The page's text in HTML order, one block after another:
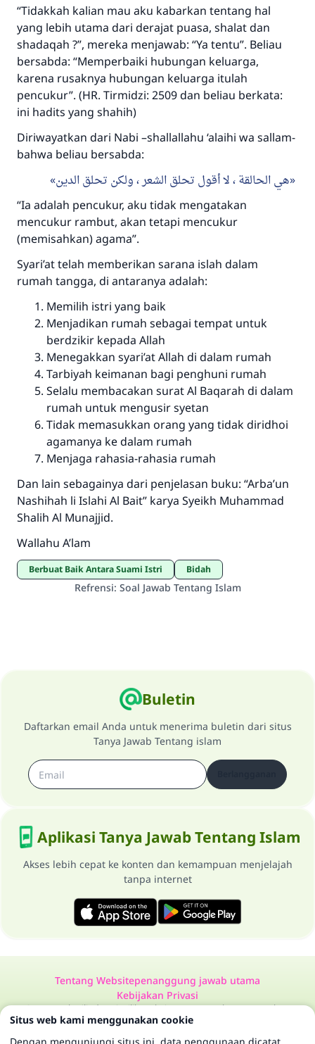
“Tidakkah kalian mau aku kabarkan tentang hal
yang lebih utama dari derajat puasa, shalat dan
shadaqah ?”, mereka menjawab: “Ya tentu”. Beliau
bersabda: “Memperbaiki hubungan keluarga,
karena rusaknya hubungan keluarga itulah
pencukur”. (HR. Tirmidzi: 2509 dan beliau berkata:
ini hadits yang shahih)
Diriwayatkan dari Nabi –shallallahu ‘alaihi wa sallam-
bahwa beliau bersabda:
هي الحالقة ، لا أقول تحلق الشعر ، ولكن تحلق الدين
“Ia adalah pencukur, aku tidak mengatakan
mencukur rambut, akan tetapi mencukur
(memisahkan) agama”.
Syari’at telah memberikan sarana islah dalam
rumah tangga, di antaranya adalah:
Memilih istri yang baik
Menjadikan rumah sebagai tempat untuk
berdzikir kepada Allah
Menegakkan syari’at Allah di dalam rumah
Tarbiyah keimanan bagi penghuni rumah
Selalu membacakan surat Al Baqarah di dalam
rumah untuk mengusir syetan
Tidak memasukkan orang yang tidak diridhoi
agamanya ke dalam rumah
Menjaga rahasia-rahasia rumah
Dan lain sebagainya dari penjelasan buku: “Arba’un
Nashihah li Islahi Al Bait” karya Syeikh Muhammad
Shalih Al Munajjid.
Wallahu A’lam
Berbuat Baik Antara Suami Istri bidah
Refrensi: Soal Jawab Tentang Islam
Buletin
Daftarkan email Anda untuk menerima buletin dari situs
Tanya Jawab Tentang islam
Aplikasi Tanya Jawab Tentang Islam
Akses lebih cepat ke konten dan kemampuan menjelajah
tanpa internet
Tentang Websitepenanggung jawab utama
Kebijakan Privasi
Semua Hak Dilindungi Milik Website Tanya Jawab Tentang Islam
1997-2025 ©
Situs web kami menggunakan cookie